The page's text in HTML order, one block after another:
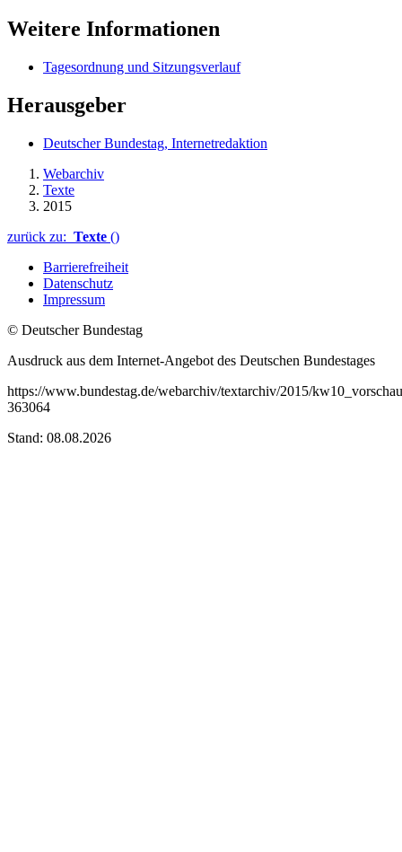
Weitere Informationen
Tagesordnung und Sitzungsverlauf
Herausgeber
Deutscher Bundestag, Internetredaktion
Webarchiv
Texte
2015
zurück zu: Texte ()
Barrierefreiheit
Datenschutz
Impressum
© Deutscher Bundestag
Ausdruck aus dem Internet-Angebot des Deutschen Bundestages
https://www.bundestag.de/webarchiv/textarchiv/2015/
363064
Stand: 08.08.2026